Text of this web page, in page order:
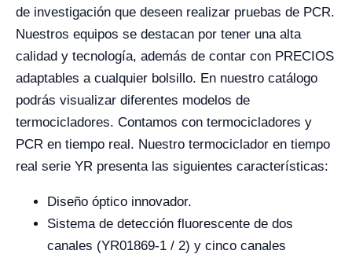
de investigación que deseen realizar pruebas de PCR.
Nuestros equipos se destacan por tener una alta
calidad y tecnología, además de contar con PRECIOS
adaptables a cualquier bolsillo. En nuestro catálogo
podrás visualizar diferentes modelos de
termocicladores. Contamos con termocicladores y
PCR en tiempo real. Nuestro termociclador en tiempo
real serie YR presenta las siguientes características:
Diseño óptico innovador.
Sistema de detección fluorescente de dos
canales (YR01869-1 / 2) y cinco canales